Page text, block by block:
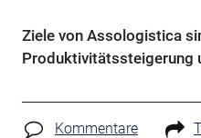
Ziele von Assologistica
Produktivitätssteigerung
Kommentare